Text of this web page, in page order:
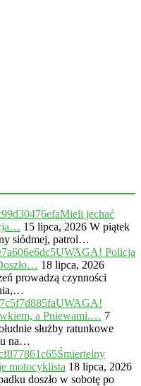
Mieli jechać
15 lipca, 2026 W piątek
siódmej, patrol…
UWAGA! Policja
18 lipca, 2026
prowadzą czynności
UWAGA!
a Pniewami.… 7
służby ratunkowe
na…
Śmiertelny
motocyklista 18 lipca, 2026
doszło w sobotę po